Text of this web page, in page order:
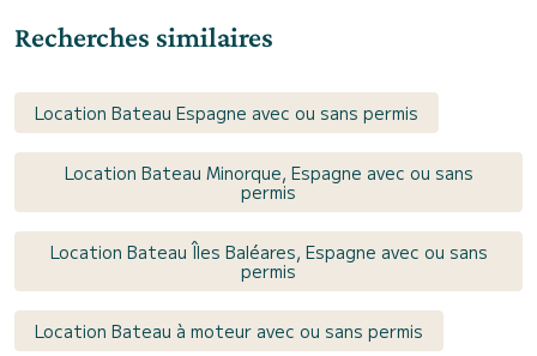
Recherches similaires
Location Bateau Espagne avec ou sans permis
Location Bateau Minorque, Espagne avec ou sans
permis
Location Bateau Îles Baléares, Espagne avec ou sans
permis
Location Bateau à moteur avec ou sans permis